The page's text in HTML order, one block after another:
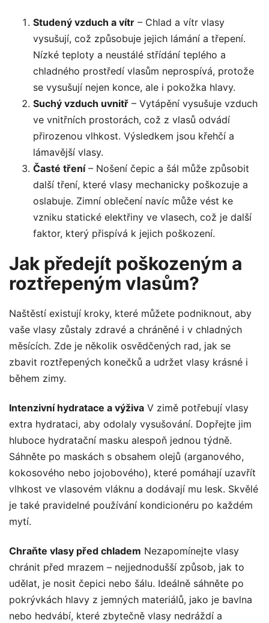
Studený vzduch a vítr – Chlad a vítr vlasy
vysušují, což způsobuje jejich lámání a třepení.
Nízké teploty a neustálé střídání teplého a
chladného prostředí vlasům neprospívá, protože
se vysušují nejen konce, ale i pokožka hlavy.
Suchý vzduch uvnitř – Vytápění vysušuje vzduch
ve vnitřních prostorách, což z vlasů odvádí
přirozenou vlhkost. Výsledkem jsou křehčí a
lámavější vlasy.
Časté tření– Nošení čepic a šál může způsobit
další tření, které vlasy mechanicky poškozuje a
oslabuje. Zimní oblečení navíc může vést ke
vzniku statické elektřiny ve vlasech, což je další
faktor, který přispívá k jejich poškození.
Jak předejít poškozeným a
roztřepeným vlasům?
Naštěstí existují kroky, které můžete podniknout, aby
vaše vlasy zůstaly zdravé a chráněné i v chladných
měsících. Zde je několik osvědčených rad, jak se
zbavit roztřepených konečků a udržet vlasy krásné i
během zimy.
Intenzivní hydratace a výživa V zimě potřebují vlasy
extra hydrataci, aby odolaly vysušování. Dopřejte jim
hluboce hydratační masku alespoň jednou týdně.
Sáhněte po maskách s obsahem olejů (arganového,
kokosového nebo jojobového), které pomáhají uzavřít
vlhkost ve vlasovém vláknu a dodávají mu lesk. Skvělé
je také pravidelné používání kondicionéru po každém
mytí.
Chraňte vlasy před chladem Nezapomínejte vlasy
chránit před mrazem – nejjednodušší způsob, jak to
udělat, je nosit čepici nebo šálu. Ideálně sáhněte po
pokrývkách hlavy z jemných materiálů, jako je bavlna
nebo hedvábí, které zbytečně vlasy nedráždí a